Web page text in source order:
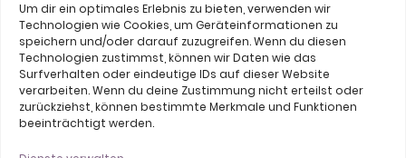
Um dir ein optimales Erlebnis zu bieten, verwenden wir
Technologien wie Cookies, um Geräteinformationen zu
speichern und/oder darauf zuzugreifen. Wenn du diesen
Technologien zustimmst, können wir Daten wie das
Surfverhalten oder eindeutige IDs auf dieser Website
verarbeiten. Wenn du deine Zustimmung nicht erteilst oder
zurückziehst, können bestimmte Merkmale und Funktionen
beeinträchtigt werden.
Etwas nicht gefunden?
Suchen
nach: